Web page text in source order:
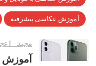
آموزش عکاسی پیشرفته
مجید
آموزش